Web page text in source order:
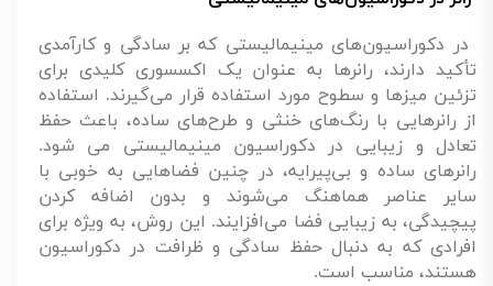
در دکوراسیون‌های مینیمالیستی که بر سادگی و کارآمدی
تأکید دارند، رانرها به عنوان یک اکسسوری کلیدی برای
تزئین میزها و سطوح مورد استفاده قرار می‌گیرند. استفاده
از رانرهایی با رنگ‌های خنثی و طرح‌های ساده، باعث حفظ
تعادل و زیبایی در دکوراسیون مینیمالیستی می شود.
رانرهای ساده و بی‌پیرایه، در چنین فضاهایی به خوبی با
سایر عناصر هماهنگ می‌شوند و بدون اضافه کردن
پیچیدگی، به زیبایی فضا می‌افزایند. این روش، به ویژه برای
افرادی که به دنبال حفظ سادگی و ظرافت در دکوراسیون
هستند، مناسب است.